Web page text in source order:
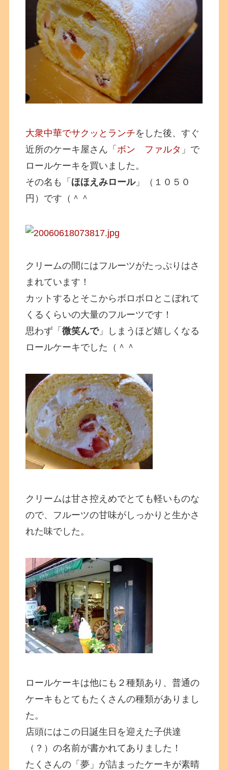
大衆中華でサクッとランチをした後、すぐ
近所のケーキ屋さん「ボン ファルタ 」で
ロールケーキを買いました。
その名も「 ほほえみロール」（１０５０
円）です（＾＾
クリームの間にはフルーツがたっぷりはさ
まれています！
カットするとそこからボロボロとこぼれて
くるくらいの大量のフルーツです！
思わず「微笑んで」しまうほど嬉しくなる
ロールケーキでした（＾＾
クリームは甘さ控えめでとても軽いものな
ので、フルーツの甘味がしっかりと生かさ
れた味でした。
ロールケーキは他にも２種類あり、普通の
ケーキもとてもたくさんの種類がありまし
た。
店頭にはこの日誕生日を迎えた子供達
（？）の名前が書かれてありました！
たくさんの「夢」が詰まったケーキが素晴